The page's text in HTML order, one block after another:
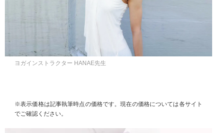
ヨガインストラクター HANAE先生
※表示価格は記事執筆時点の価格です。現在の価格については各サイト
でご確認ください。